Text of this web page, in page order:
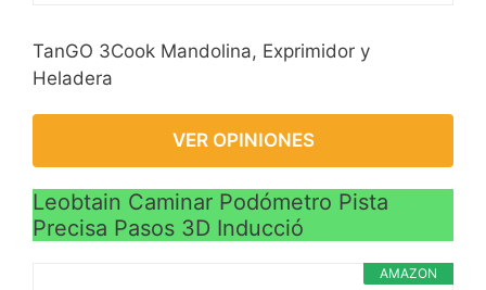
TanGO 3Cook Mandolina, Exprimidor y
Heladera
VER OPINIONES
Leobtain Caminar Podómetro Pista
Precisa Pasos 3D Inducció
AMAZON